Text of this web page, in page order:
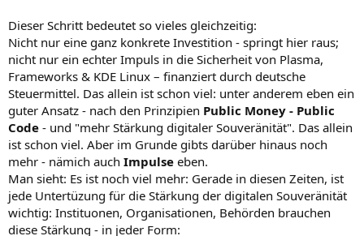
Dieser Schritt bedeutet so vieles gleichzeitig:
Nicht nur eine ganz konkrete Investition - springt hier raus;
nicht nur ein echter Impuls in die Sicherheit von Plasma,
Frameworks & KDE Linux – finanziert durch deutsche
Steuermittel. Das allein ist schon viel: unter anderem eben ein
guter Ansatz - nach den Prinzipien Public Money - Public
Code - und "mehr Stärkung digitaler Souveränität". Das allein
ist schon viel. Aber im Grunde gibts darüber hinaus noch
mehr - nämich auch Impulse eben.
Man sieht: Es ist noch viel mehr: Gerade in diesen Zeiten, ist
jede Untertüzung für die Stärkung der digitalen Souveränität
wichtig: Instituonen, Organisationen, Behörden brauchen
diese Stärkung - in jeder Form: